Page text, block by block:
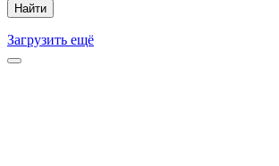
Найти
Загрузить ещё